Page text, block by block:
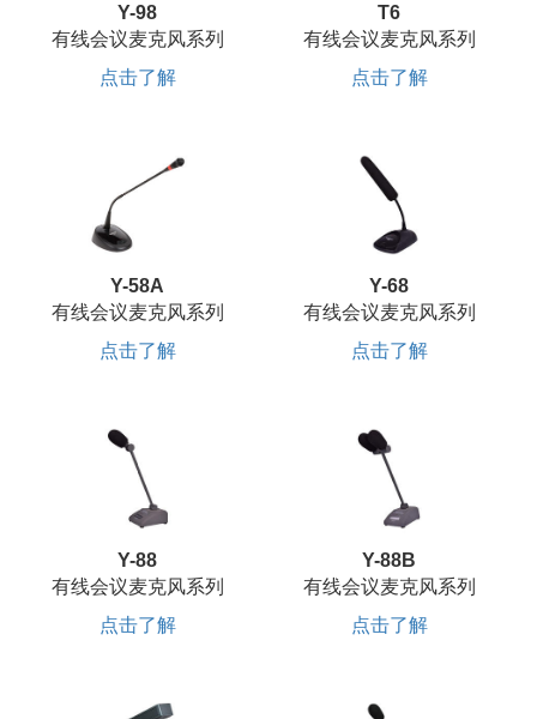
Y-98
有线会议麦克风系列
点击了解
T6
有线会议麦克风系列
点击了解
Y-58A
有线会议麦克风系列
点击了解
Y-68
有线会议麦克风系列
点击了解
Y-88
有线会议麦克风系列
点击了解
Y-88B
有线会议麦克风系列
点击了解